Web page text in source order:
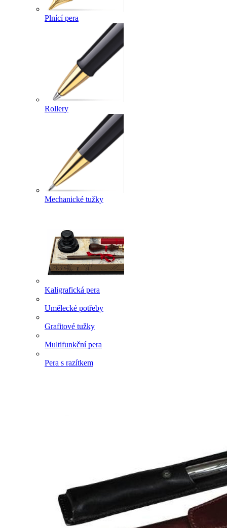
Plnící pera
Rollery
Mechanické tužky
Kaligrafická pera
Umělecké potřeby
Grafitové tužky
Multifunkční pera
Pera s razítkem